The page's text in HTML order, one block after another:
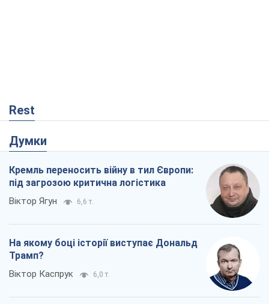
Rest
Думки
Кремль переносить війну в тил Європи:
під загрозою критична логістика
Віктор Ягун 6,6 т.
На якому боці історії виступає Дональд
Трамп?
Віктор Каспрук 6,0 т.